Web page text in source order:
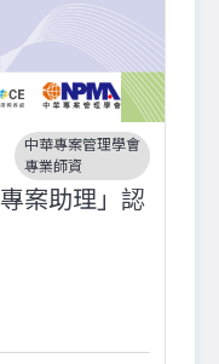
中華專案管理學會
專業師資
案助理」認